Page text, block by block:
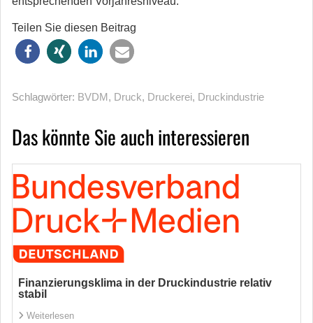
Teilen Sie diesen Beitrag
Schlagwörter: BVDM, Druck, Druckerei, Druckindustrie
Das könnte Sie auch interessieren
Finanzierungsklima in der Druckindustrie relativ
stabil
Weiterlesen